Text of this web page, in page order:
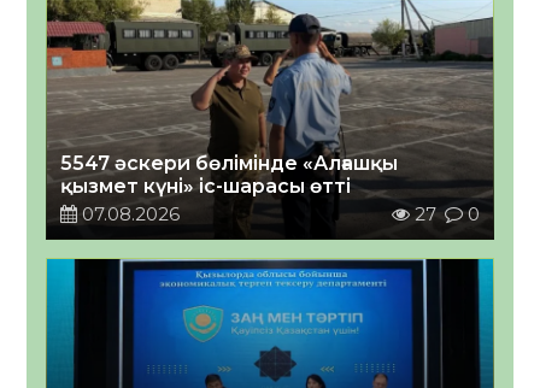
5547 әскери бөлімінде «Алғашқы
қызмет күні» іс-шарасы өтті
07.08.2026
27 0